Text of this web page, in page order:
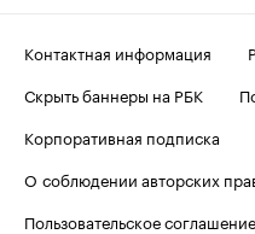
Контактная информация
Скрыть баннеры на РБК
Корпоративная подписка
О соблюдении авторских
Пользовательское соглашение